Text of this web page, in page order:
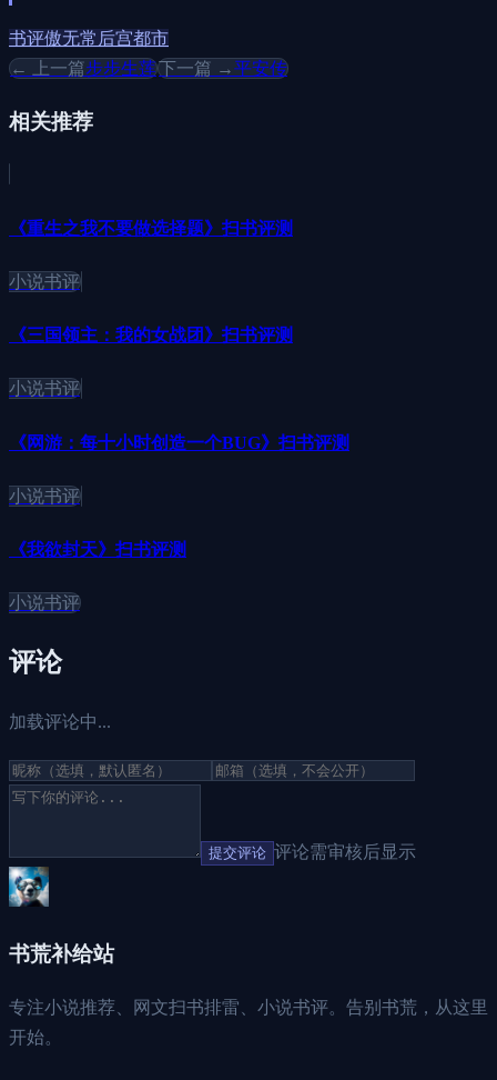
书评傲无常 后宫都市
← 上一篇步步生莲下一篇 →平安传
相关推荐
《重生之我不要做选择题》扫书评测
小说书评
《三国领主：我的女战团》扫书评测
小说书评
《网游：每十小时创造一个BUG》扫书评测
小说书评
《我欲封天》扫书评测
小说书评
评论
加载评论中...
提交评论 评论需审核后显示
书荒补给站
专注小说推荐、网文扫书排雷、小说书评。告别书荒，从这里
开始。